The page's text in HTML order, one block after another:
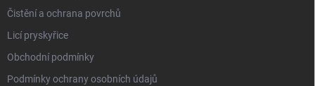
Čistění a ochrana povrchů
Licí pryskyřice
Obchodní podmínky
Podmínky ochrany osobních údajů